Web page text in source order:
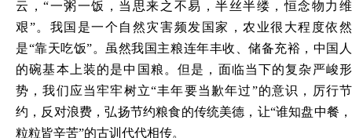
云，“一粥一饭，当思来之不易，半丝半缕，恒念物力维
艰”。我国是一个自然灾害频发国家，农业很大程度依然
是“靠天吃饭”。虽然我国主粮连年丰收、储备充裕，中国人
的碗基本上装的是中国粮。但是，面临当下的复杂严峻形
势，我们应当牢牢树立“丰年要当歉年过”的意识，厉行节
约，反对浪费，弘扬节约粮食的传统美德，让“谁知盘中餐，
粒粒皆辛苦”的古训代代相传。